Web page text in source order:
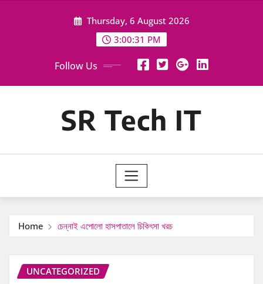
Thursday, 6 August 2026
3:00:32 PM
Follow Us
SR Tech IT
Home চেন্নাই এপোলো হাসপাতালে চিকিৎসা খরচ
UNCATEGORIZED